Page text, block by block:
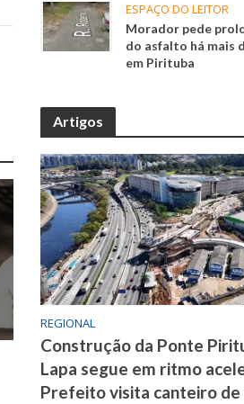
ESPAÇO DO LEITOR
Morador pede
do asfalto há mais
em Pirituba
Artigos
REGIONAL
Construção da Ponte
Lapa segue em ritmo
Prefeito visita canteiro de